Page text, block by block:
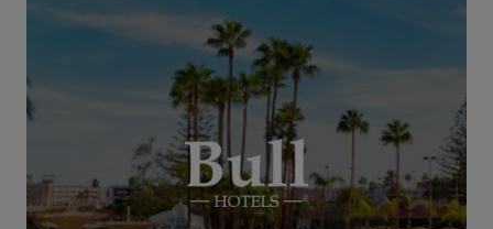
BULL EUGENIA VICTORIA & SPA